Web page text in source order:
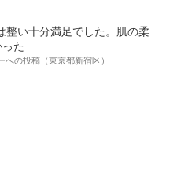
整い十分満足でした。肌の柔
た
への投稿（東京都新宿区）